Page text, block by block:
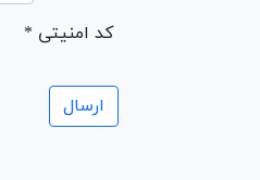
* کد امنیتی